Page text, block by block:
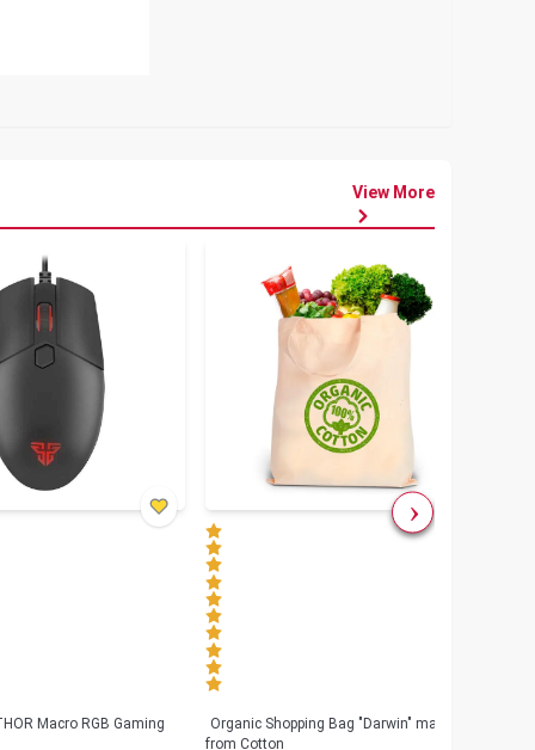
View More
Macro RGB Gaming
Organic Shopping Bag "Darwin" made
from Cotton